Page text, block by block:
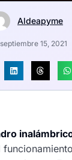
Aldeapyme
septiembre 15, 2021